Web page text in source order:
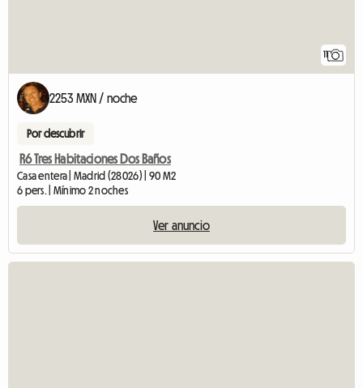
2253 MXN / noche
Por descubrir
R6 Tres Habitaciones Dos Baños
Casa entera | Madrid (28026) | 90 M2
6 pers. | Mínimo 2 noches
Ver anuncio